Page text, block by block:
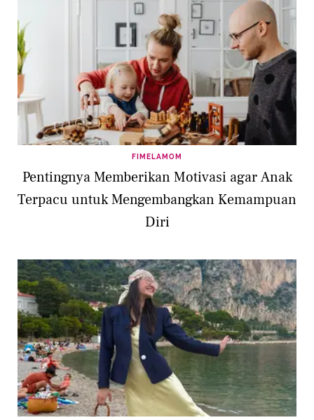
FIMELAMOM
Pentingnya Memberikan Motivasi agar Anak
Terpacu untuk Mengembangkan Kemampuan
Diri